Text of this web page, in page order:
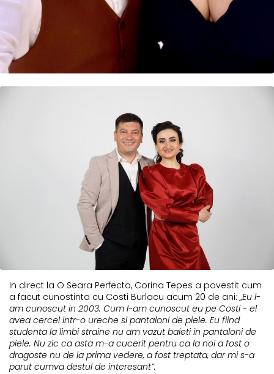
In direct la O Seara Perfecta, Corina Tepes a povestit cum
a facut cunostinta cu Costi Burlacu acum 20 de ani:„Eu l-
am cunoscut in 2003. Cum l-am cunoscut eu pe Costi - el
avea cercel intr-o ureche si pantaloni de piele. Eu fiind
studenta la limbi straine nu am vazut baieti in pantaloni de
piele. Nu zic ca asta m-a cucerit pentru ca la noi a fost o
dragoste nu de la prima vedere, a fost treptata, dar mi s-a
parut cumva destul de interesant”.